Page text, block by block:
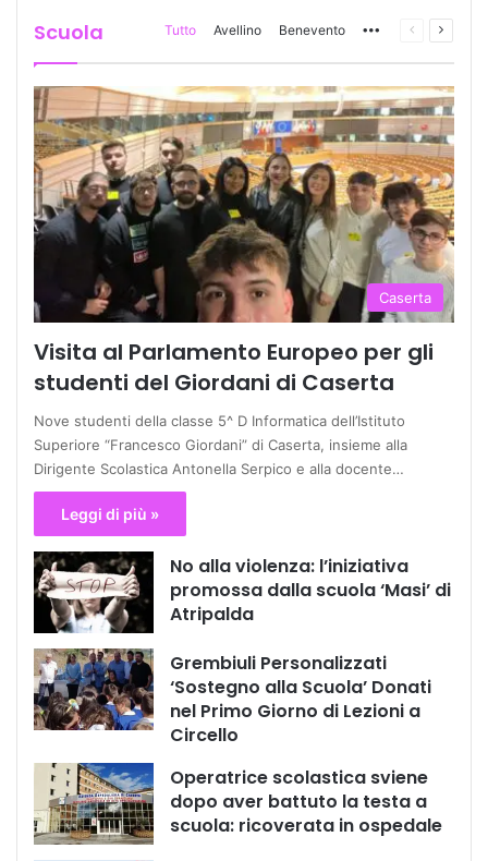
Scuola Tutto Avellino Benevento More Pagina
Caserta
Visita al Parlamento Europeo per gli
studenti del Giordani di Caserta
Nove studenti della classe 5^ D Informatica dell’Istituto
Superiore “Francesco Giordani” di Caserta, insieme alla
Dirigente Scolastica Antonella Serpico e alla docente…
Leggi di più »
No alla violenza: l’iniziativa
promossa dalla scuola ‘Masi’ di
Atripalda
Grembiuli Personalizzati
‘Sostegno alla Scuola’ Donati
nel Primo Giorno di Lezioni a
Circello
Operatrice scolastica sviene
dopo aver battuto la testa a
scuola: ricoverata in ospedale